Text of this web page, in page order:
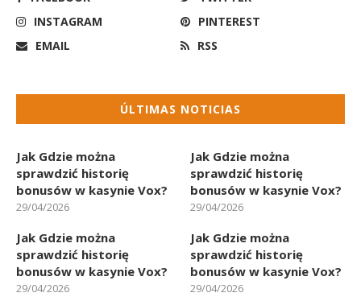
INSTAGRAM
PINTEREST
EMAIL
RSS
ÚLTIMAS NOTICIAS
Jak Gdzie można
sprawdzić historię
bonusów w kasynie Vox?
29/04/2026
Jak Gdzie można
sprawdzić historię
bonusów w kasynie Vox?
29/04/2026
Jak Gdzie można
sprawdzić historię
bonusów w kasynie Vox?
29/04/2026
Jak Gdzie można
sprawdzić historię
bonusów w kasynie Vox?
29/04/2026